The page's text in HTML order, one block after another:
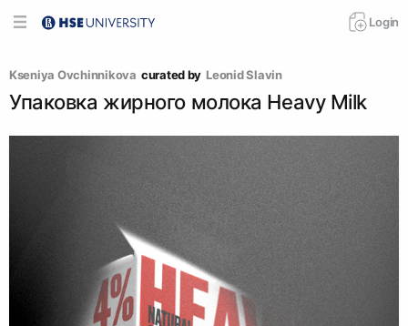
Login
Kseniya Ovchinnikova curated by Leonid Slavin
Упаковка жирного молока Heavy Milk